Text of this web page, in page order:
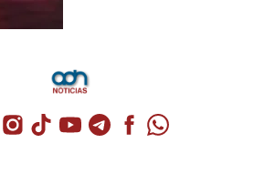
Cuenta de X / Twitter (se abre en una
Cuenta de Instagram (se abre en una
Cuenta de TikTok (se abre en
Cuenta de YouTube (se abre
Cuenta de Telegram (se
Cuenta de
Cuenta de